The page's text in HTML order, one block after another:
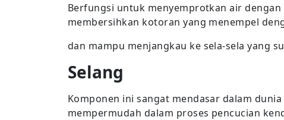
Berfungsi untuk menyemprotkan air
membersihkan kotoran yang menempel
dan mampu menjangkau ke sela-sela yang
Selang
Komponen ini sangat mendasar dalam
mempermudah dalam proses pencucian